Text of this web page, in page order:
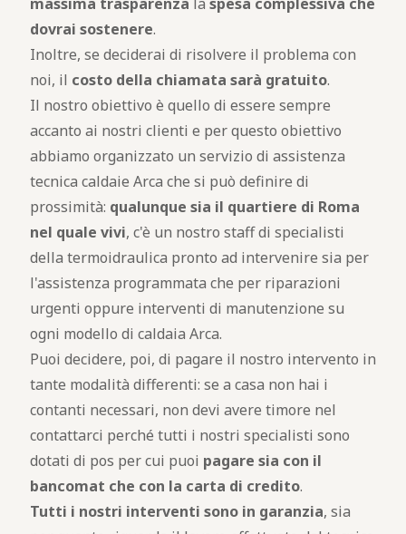
dovrai sostenere.
Inoltre, se deciderai di risolvere il problema con
noi, il costo della chiamata sarà gratuito.
Il nostro obiettivo è quello di essere sempre
accanto ai nostri clienti e per questo obiettivo
abbiamo organizzato un servizio di assistenza
tecnica caldaie Arca che si può definire di
prossimità: qualunque sia il quartiere di Roma
nel quale vivi, c'è un nostro staff di specialisti
della termoidraulica pronto ad intervenire sia per
l'assistenza programmata che per riparazioni
urgenti oppure interventi di manutenzione su
ogni modello di caldaia Arca.
Puoi decidere, poi, di pagare il nostro intervento in
tante modalità differenti: se a casa non hai i
contanti necessari, non devi avere timore nel
contattarci perché tutti i nostri specialisti sono
dotati di pos per cui puoi pagare sia con il
bancomat che con la carta di credito.
Tutti i nostri interventi sono in garanzia, sia